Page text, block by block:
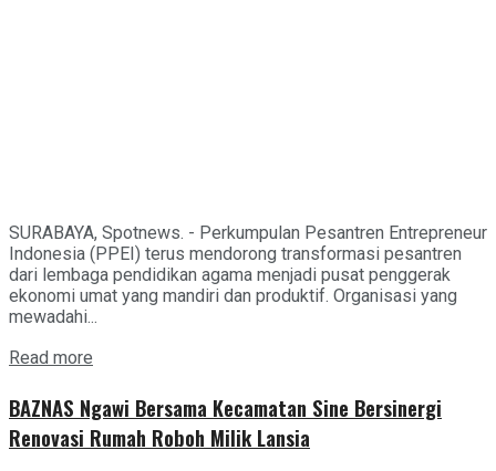
SURABAYA, Spotnews. - Perkumpulan Pesantren Entrepreneur
Indonesia (PPEI) terus mendorong transformasi pesantren
dari lembaga pendidikan agama menjadi pusat penggerak
ekonomi umat yang mandiri dan produktif. Organisasi yang
mewadahi...
Read more
BAZNAS Ngawi Bersama Kecamatan Sine Bersinergi
Renovasi Rumah Roboh Milik Lansia